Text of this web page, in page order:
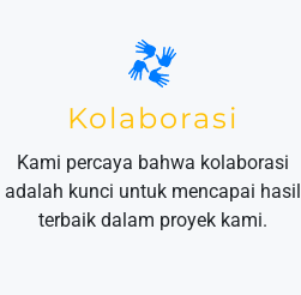
Kolaborasi
Kami percaya bahwa kolaborasi
adalah kunci untuk mencapai hasil
terbaik dalam proyek kami.